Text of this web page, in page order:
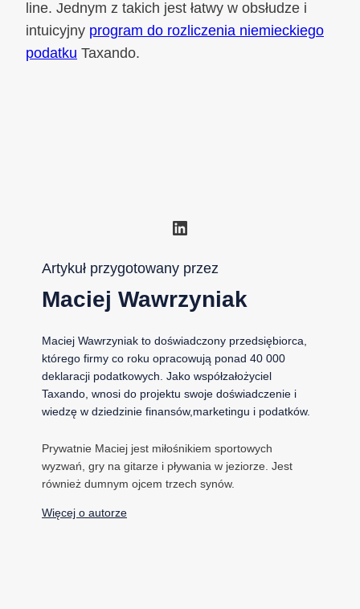
line. Jednym z takich jest łatwy w obsłudze i
intuicyjny program do rozliczenia niemieckiego
podatku Taxando.
LinkedIn
Artykuł przygotowany przez
Maciej Wawrzyniak
Maciej Wawrzyniak to doświadczony przedsiębiorca,
którego firmy co roku opracowują ponad 40 000
deklaracji podatkowych. Jako współzałożyciel
Taxando, wnosi do projektu swoje doświadczenie i
wiedzę w dziedzinie finansów,marketingu i podatków.
Prywatnie Maciej jest miłośnikiem sportowych
wyzwań, gry na gitarze i pływania w jeziorze. Jest
również dumnym ojcem trzech synów.
Więcej o autorze